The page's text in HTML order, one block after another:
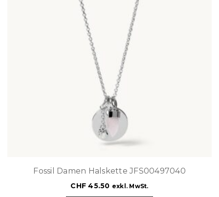
Fossil Damen Halskette JFS00497040
CHF 45.50 exkl. MwSt.